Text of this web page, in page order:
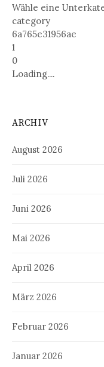
Wähle eine
category
6a765e31956ae
1
0
Loading....
ARCHIV
August 2026
Juli 2026
Juni 2026
Mai 2026
April 2026
März 2026
Februar 2026
Januar 2026